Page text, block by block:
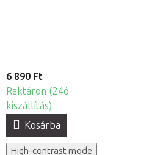
6 890 Ft
Raktáron (24ó
kiszállítás)
Kosárba
High-contrast mode